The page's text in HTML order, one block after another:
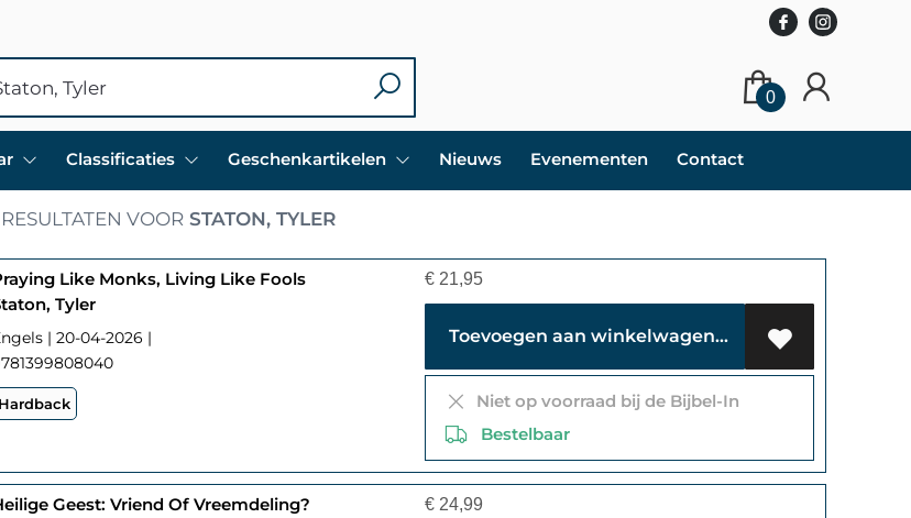
0
Classificaties Geschenkartikelen Nieuws Evenementen Contact
VOOR STATON, TYLER
Like Monks, Living Like Fools
Tyler
| 20-04-2026 |
Hardback
€ 21,95
Toevoegen aan winkelwagen
Niet op voorraad bij de Bijbel-In
Bestelbaar
Geest: Vriend Of Vreemdeling?
€ 24,99